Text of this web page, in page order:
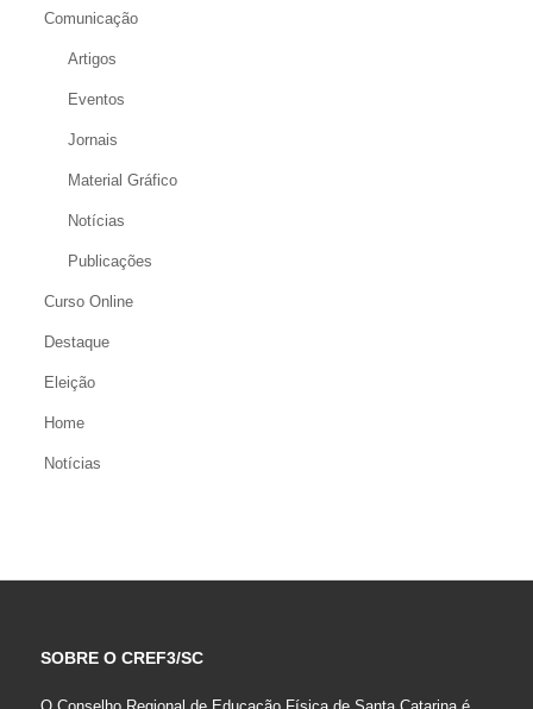
Comunicação
Artigos
Eventos
Jornais
Material Gráfico
Notícias
Publicações
Curso Online
Destaque
Eleição
Home
Notícias
SOBRE O CREF3/SC